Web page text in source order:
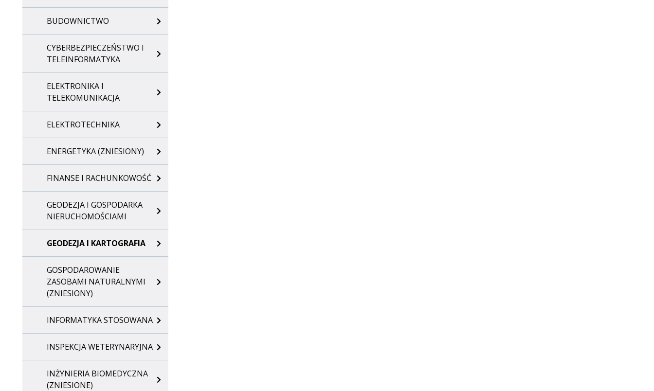
BUDOWNICTWO
CYBERBEZPIECZEŃSTWO I
TELEINFORMATYKA
ELEKTRONIKA I
TELEKOMUNIKACJA
ELEKTROTECHNIKA
ENERGETYKA (ZNIESIONY)
FINANSE I RACHUNKOWOŚĆ
GEODEZJA I GOSPODARKA
NIERUCHOMOŚCIAMI
GEODEZJA I KARTOGRAFIA
GOSPODAROWANIE
ZASOBAMI NATURALNYMI
(ZNIESIONY)
INFORMATYKA STOSOWANA
INSPEKCJA WETERYNARYJNA
INŻYNIERIA BIOMEDYCZNA
(ZNIESIONE)